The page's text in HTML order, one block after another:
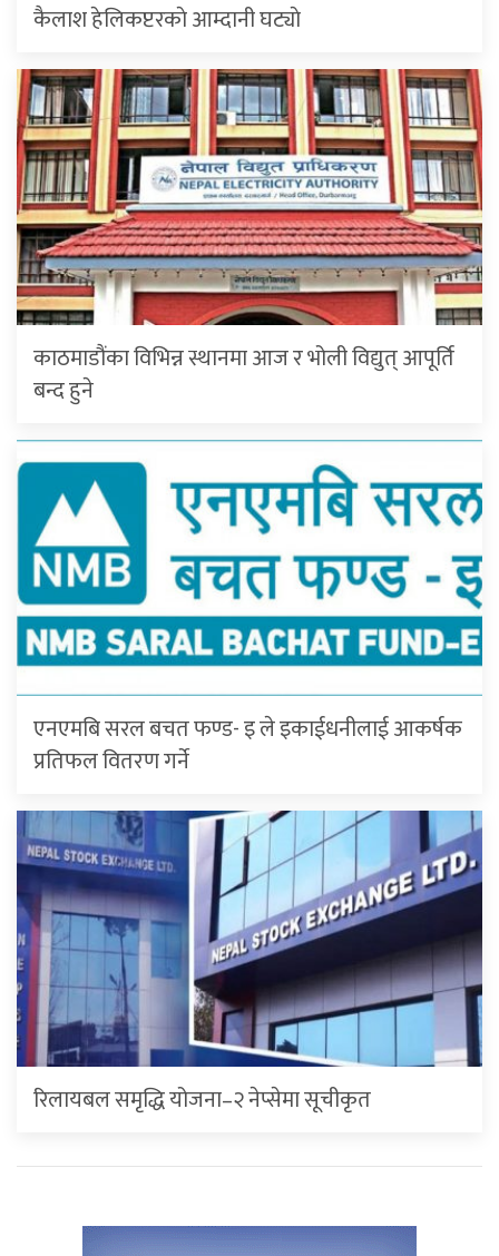
कैलाश हेलिकप्टरकाे आम्दानी घट्याे
काठमाडौंका विभिन्न स्थानमा आज र भोली विद्युत् आपूर्ति
बन्द हुने
एनएमबि सरल बचत फण्ड- इ ले इकाईधनीलाई आकर्षक
प्रतिफल वितरण गर्ने
रिलायबल समृद्धि योजना–२ नेप्सेमा सूचीकृत